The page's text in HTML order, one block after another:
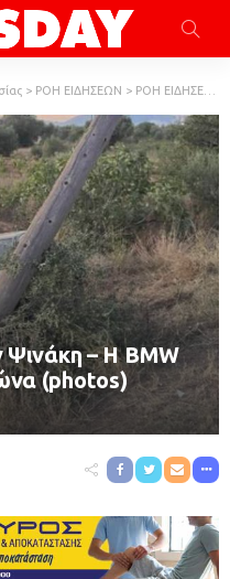
> ΡΟΗ ΕΙΔΗΣΕΩΝ > ΡΟΗ ΕΙΔΗΣΕΩΝ
Ψινάκη – Η BMW
(photos)